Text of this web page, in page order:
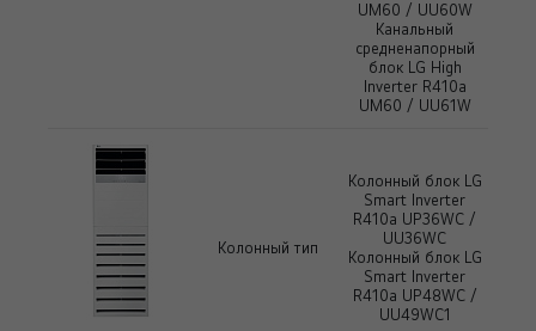
UM60 / UU60W
Канальный
средненапорный
блок LG High
Inverter R410a
UM60 / UU61W
Колонный тип
Колонный блок LG
Smart Inverter
R410a UP36WC /
UU36WC
Колонный блок LG
Smart Inverter
R410a UP48WC /
UU49WC1